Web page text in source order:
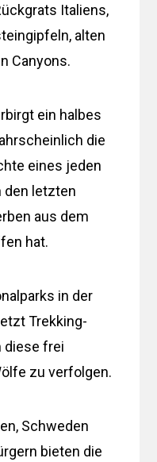
Italiens,
alten
Canyons.
ein halbes
die
eines jeden
den letzten
aus dem
hat.
in der
Trekking-
diese frei
zu verfolgen.
Schweden
bieten die